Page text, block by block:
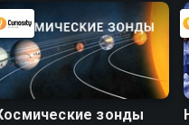
зонды